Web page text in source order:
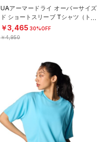
UAアーマードライ オーバーサイズ
ド ショートスリーブ Tシャツ（トレ
ーニング/WOMEN）
￥3,465 30%OFF
￥4,950